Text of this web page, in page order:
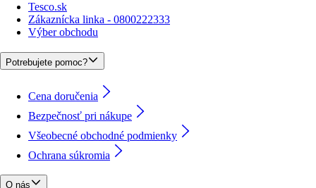
Tesco.sk
Zákaznícka linka - 0800222333
Výber obchodu
Potrebujete pomoc?
Cena doručenia
Bezpečnosť pri nákupe
Všeobecné obchodné podmienky
Ochrana súkromia
O nás